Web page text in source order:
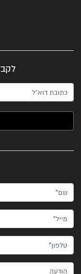
האימייל שלך (חובה)